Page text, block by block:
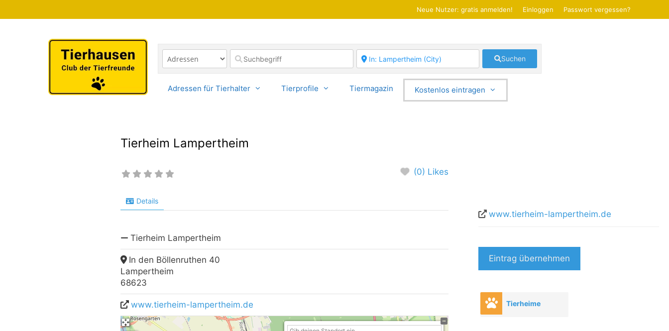
Inhalt
Neue Nutzer: gratis anmelden! Einloggen Passwort vergessen?
Suchen
Adressen für Tierhalter Tierprofile Tiermagazin Kostenlos eintragen
Tierheim Lampertheim
(0) Likes
Details
Tierheim Lampertheim
In den Böllenruthen 40
Lampertheim
68623
www.tierheim-lampertheim.de
www.tierheim-lampertheim.de
Eintrag übernehmen
Tierheime